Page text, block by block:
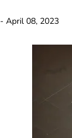
- April 08, 2023